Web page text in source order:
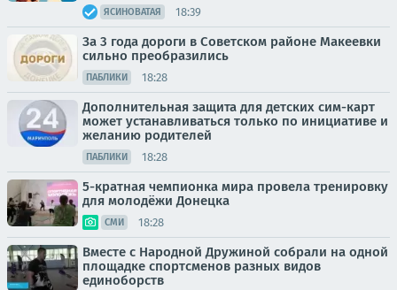
ЯСИНОВАТАЯ 18:39
За 3 года дороги в Советском районе Макеевки
сильно преобразились
ПАБЛИКИ 18:28
Дополнительная защита для детских сим-карт
может устанавливаться только по инициативе и
желанию родителей
ПАБЛИКИ 18:28
5-кратная чемпионка мира провела тренировку
для молодёжи Донецка
СМИ 18:28
Вместе с Народной Дружиной собрали на одной
площадке спортсменов разных видов
единоборств